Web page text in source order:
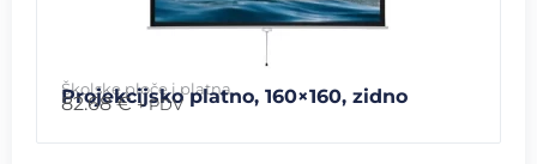
Školske ploče i platna
Projekcijsko platno, 160×160, zidno
82.68€ + PDV